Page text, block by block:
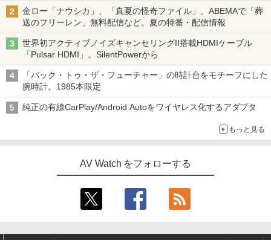
金ロー「ナウシカ」、「真夏の怪奇ファイル」、ABEMAで「葬
送のフリーレン」無料配信など。夏の特番・配信情報
世界初アクティブノイズキャンセリングII搭載HDMIケーブル
「Pulsar HDMI」。SilentPowerから
「バック・トゥ・ザ・フューチャー」の時計台をモチーフにした
腕時計。1985本限定
純正の有線CarPlay/Android Autoをワイヤレス化するアダプタ
もっと見る
AV Watch をフォローする